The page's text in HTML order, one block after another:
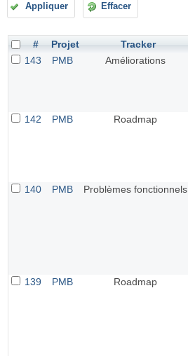
Appliquer Effacer
# Projet Tracker
143
PMB Améliorations
142
PMB Roadmap
140
PMB Problèmes fonctionnels
139
PMB Roadmap